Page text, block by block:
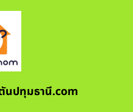
นปทุมธานี.com